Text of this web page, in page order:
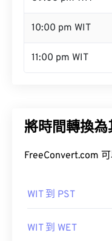
10:00 pm WIT
11:00 pm WIT
將時間轉換
FreeConvert.com
WIT 到 PST
WIT 到 WET